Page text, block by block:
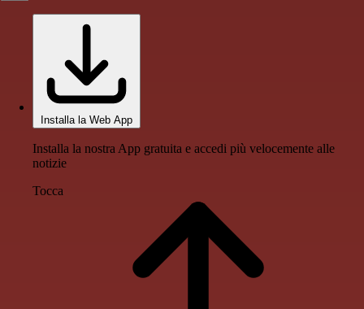
Installa la Web App
Installa la nostra App gratuita e accedi più velocemente alle
notizie
Tocca